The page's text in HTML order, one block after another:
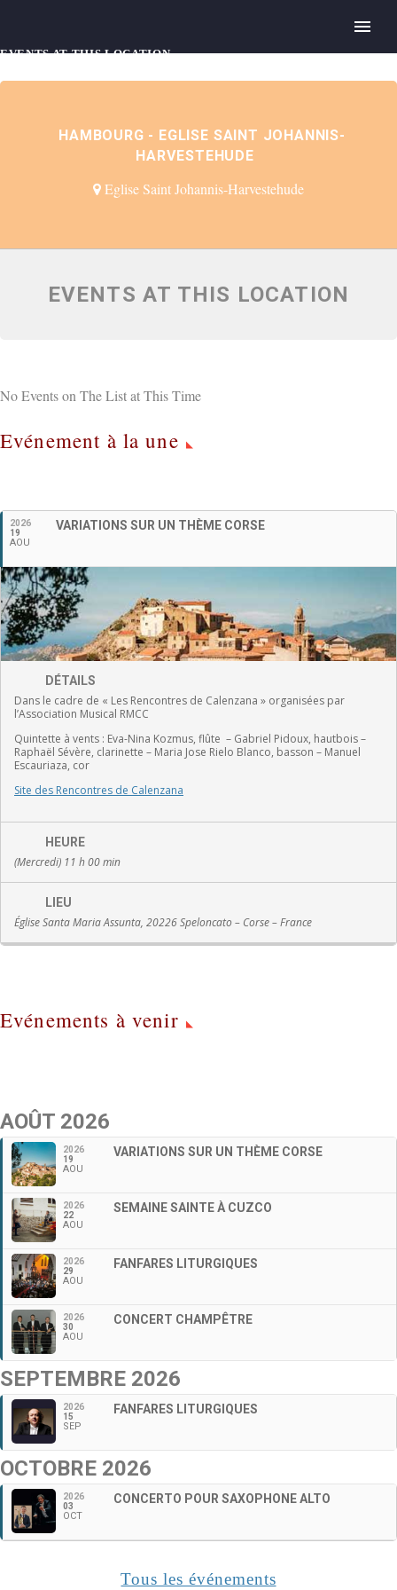
Français
EVENTS AT THIS LOCATION
HAMBOURG - EGLISE SAINT JOHANNIS-
HARVESTEHUDE
Eglise Saint Johannis-Harvestehude
EVENTS AT THIS LOCATION
No Events on The List at This Time
Evénement à la une
2026
19
AOU
VARIATIONS SUR UN THÈME CORSE
DÉTAILS
Dans le cadre de « Les Rencontres de Calenzana » organisées par
l’Association Musical RMCC
Quintette à vents : Eva-Nina Kozmus, flûte – Gabriel Pidoux, hautbois –
Raphaël Sévère, clarinette – Maria Jose Rielo Blanco, basson – Manuel
Escauriaza, cor
Site des Rencontres de Calenzana
HEURE
(Mercredi) 11 h 00 min
LIEU
Église Santa Maria Assunta, 20226 Speloncato – Corse – France
Evénements à venir
AOÛT 2026
2026
19
AOU
VARIATIONS SUR UN THÈME CORSE
2026
22
AOU
SEMAINE SAINTE À CUZCO
2026
29
AOU
FANFARES LITURGIQUES
2026
30
AOU
CONCERT CHAMPÊTRE
SEPTEMBRE 2026
2026
15
SEP
FANFARES LITURGIQUES
OCTOBRE 2026
2026
03
OCT
CONCERTO POUR SAXOPHONE ALTO
Tous les événements